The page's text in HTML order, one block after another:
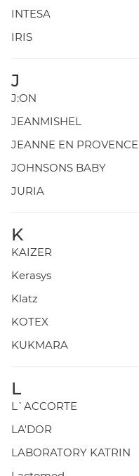
INTESA
IRIS
J
J:ON
JEANMISHEL
JEANNE EN PROVENCE
JOHNSONS BABY
JURIA
K
KAIZER
Kerasys
Klatz
KOTEX
KUKMARA
L
L`ACCORTE
LA'DOR
LABORATORY KATRIN